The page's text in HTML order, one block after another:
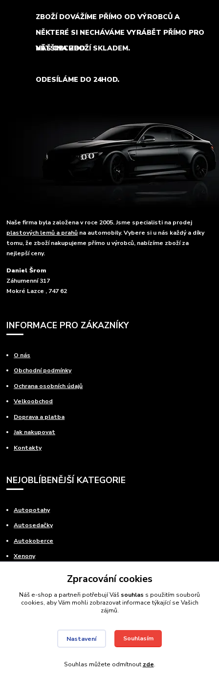
ZBOŽÍ DOVÁŽÍME PŘÍMO OD VÝROBCŮ A
NĚKTERÉ SI NECHÁVÁME VYRÁBĚT PŘÍMO PRO
NÁŠ OBCHOD.
VĚTŠINA ZBOŽÍ SKLADEM.
ODESÍLÁME DO 24HOD.
Naše firma byla založena v roce 2005. Jsme specialisti na prodej
plastových lemů a prahů na automobily. Vybere si u nás každý a díky
tomu, že zboží nakupujeme přímo u výrobců, nabízíme zboží za
nejlepší ceny.
Daniel Šrom
Záhumenní 317
Mokré Lazce , 747 62
INFORMACE PRO ZÁKAZNÍKY
O nás
Obchodní podmínky
Ochrana osobních údajů
Velkoobchod
Doprava a platba
Jak nakupovat
Kontakty
NEJOBLÍBENĚJŠÍ KATEGORIE
Autopotahy
Autosedačky
Autokoberce
Xenony
ODBORNÉ PORADENSTVÍ
Potřebujete poradit s výběrem? Neváhejte se zeptat
+420 608 980 480
Zpracování cookies
Náš e-shop a partneři potřebují Váš souhlas s použitím souborů
cookies, aby Vám mohli zobrazovat informace týkající se Vašich
zájmů.
Nastavení Souhlasím
Souhlas můžete odmítnout zde.